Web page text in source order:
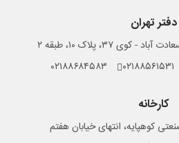
دفتر تهران
کوی ۳۷، پلاک ۱۰، طبقه ۲
۰۲۱۸۸۵۶۱۵۳۱ ۰۲۱۸۸۶۸۴۵۸۳
کارخانه
کوهپایه، انتهای خیابان هفتم